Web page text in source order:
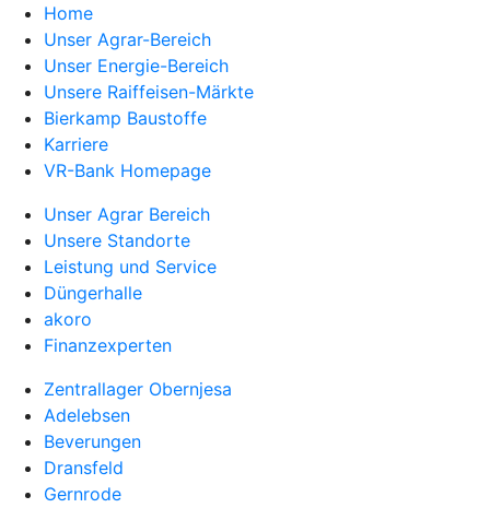
Home
Unser Agrar-Bereich
Unser Energie-Bereich
Unsere Raiffeisen-Märkte
Bierkamp Baustoffe
Karriere
VR-Bank Homepage
Unser Agrar Bereich
Unsere Standorte
Leistung und Service
Düngerhalle
akoro
Finanzexperten
Zentrallager Obernjesa
Adelebsen
Beverungen
Dransfeld
Gernrode